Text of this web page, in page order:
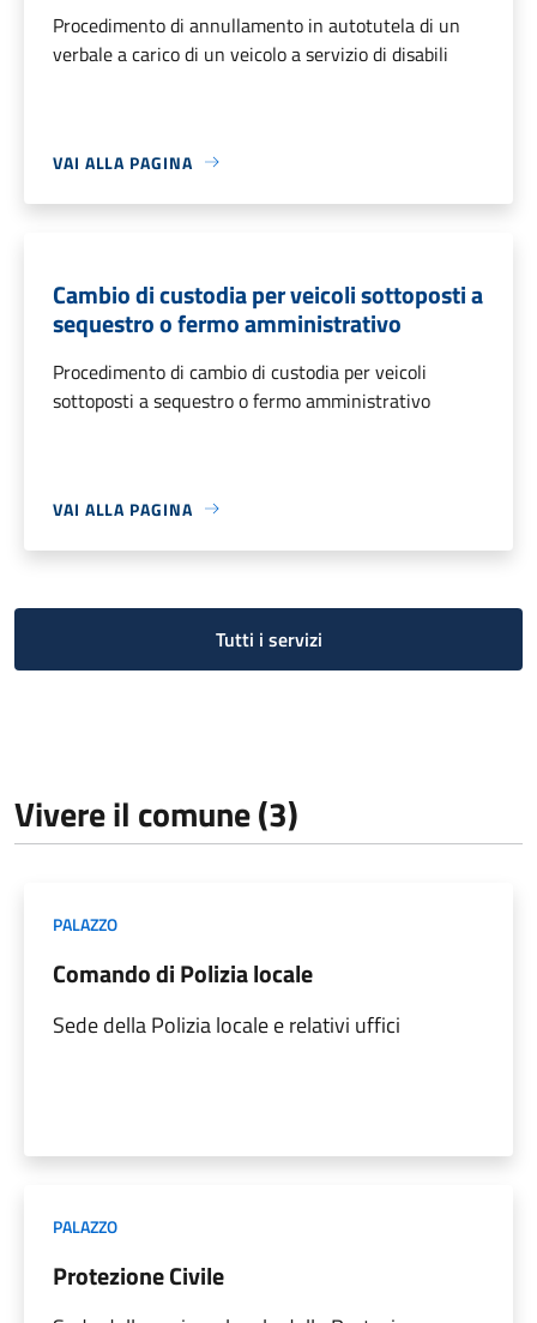
Procedimento di annullamento in autotutela di un
verbale a carico di un veicolo a servizio di disabili
VAI ALLA PAGINA
Cambio di custodia per veicoli sottoposti a
sequestro o fermo amministrativo
Procedimento di cambio di custodia per veicoli
sottoposti a sequestro o fermo amministrativo
VAI ALLA PAGINA
Tutti i servizi
Vivere il comune (3)
PALAZZO
Comando di Polizia locale
Sede della Polizia locale e relativi uffici
PALAZZO
Protezione Civile